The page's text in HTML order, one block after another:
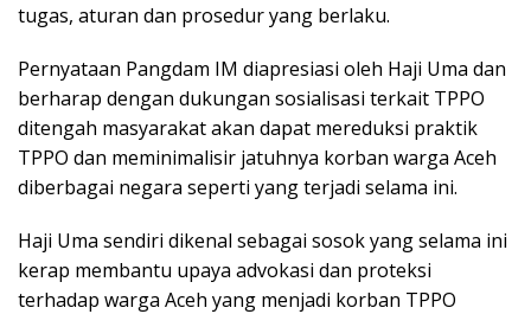
tugas, aturan dan prosedur yang berlaku.
Pernyataan Pangdam IM diapresiasi oleh Haji Uma dan
berharap dengan dukungan sosialisasi terkait TPPO
ditengah masyarakat akan dapat mereduksi praktik
TPPO dan meminimalisir jatuhnya korban warga Aceh
diberbagai negara seperti yang terjadi selama ini.
Haji Uma sendiri dikenal sebagai sosok yang selama ini
kerap membantu upaya advokasi dan proteksi
terhadap warga Aceh yang menjadi korban TPPO